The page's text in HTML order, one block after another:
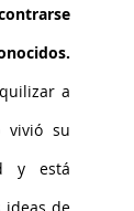
a
vivió su
y está
ideas de